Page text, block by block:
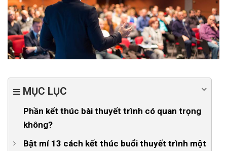
MỤC LỤC
Phần kết thúc bài thuyết trình có quan trọng
không?
Bật mí 13 cách kết thúc buổi thuyết trình một